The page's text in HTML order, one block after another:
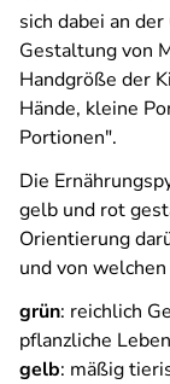
sich dabei an
Gestaltung von
Handgröße der
Hände, kleine
Portionen".
Die
gelb und rot
Orientierung
und von
grün: reichlich
pflanzliche
gelb: mäßig